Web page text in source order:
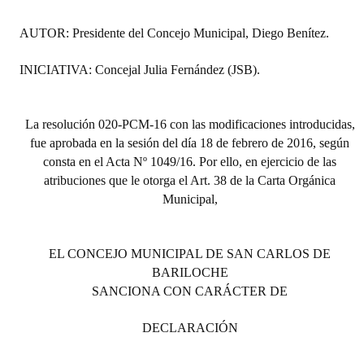
Antiguos Pobladores - Registro
Reconocimientos - Registro
Entrega de distinciones
REFORMA DE LA CARTA ORGÁNICA
AUTOR: Presidente del Concejo Municipal, Diego Benítez.
INICIATIVA: Concejal Julia Fernández (JSB).
La resolución 020-PCM-16 con las modificaciones introducidas,
fue aprobada en la sesión del día 18 de febrero de 2016, según
consta en el Acta Nº 1049/16. Por ello, en ejercicio de las
atribuciones que le otorga el Art. 38 de la Carta Orgánica
Municipal,
EL CONCEJO MUNICIPAL DE SAN CARLOS DE
BARILOCHE
SANCIONA CON CARÁCTER DE
DECLARACIÓN